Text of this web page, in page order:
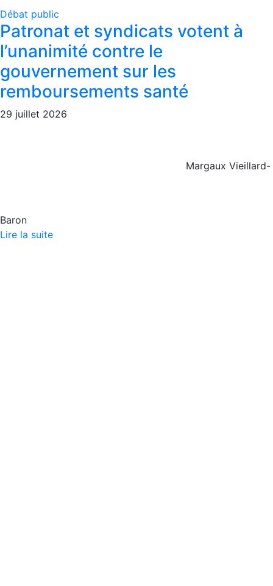
Débat public
Patronat et syndicats votent à
l’unanimité contre le
gouvernement sur les
remboursements santé
29 juillet 2026
Margaux Vieillard-
Baron
Lire la suite